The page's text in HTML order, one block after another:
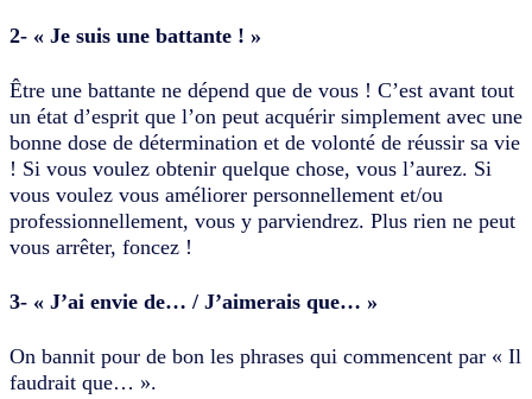
2- « Je suis une battante ! »
Être une battante ne dépend que de vous ! C’est avant tout
un état d’esprit que l’on peut acquérir simplement avec une
bonne dose de détermination et de volonté de réussir sa vie
! Si vous voulez obtenir quelque chose, vous l’aurez. Si
vous voulez vous améliorer personnellement et/ou
professionnellement, vous y parviendrez. Plus rien ne peut
vous arrêter, foncez !
3- « J’ai envie de… / J’aimerais que… »
On bannit pour de bon les phrases qui commencent par « Il
faudrait que… ».